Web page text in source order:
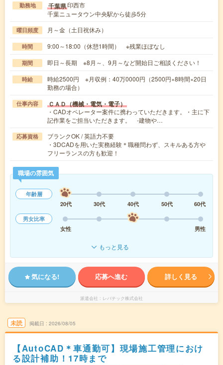
勤務地 千葉県印西市
千葉ニュータウン中央駅から徒歩5分
曜日頻度 月～金（土日祝休み）
時間 9:00～18:00（休憩1時間） ※残業ほぼなし
期間 即日～長期 ※8月～、9月～など開始日ご相談ください！
時給
時給2500円 ※月収例：40万0000円（2500円×8時間×20日
勤務の場合）
仕事内容 ＣＡＤ（機械・電気・電子）
・CADオペレーター案件に携わっていただきます。・主に下
記作業をご担当いただきます。 -建物や…
応募資格
ブランクOK / 英語力不要
・3DCADを用いた実務経験＊職種問わず、スキルある方や
フリーランスの方も歓迎！
職場の雰囲気
年齢層
20代
30代 40代 50代
60代
男女比率
女性
男性
もっと見る
気になる! 応募へ進む 詳しく見る
派遣会社 レバテック株式会社
未読 掲載日 2026/08/05
【AutoCAD＊車通勤可】現場施工管理におけ
る設計補助！17時まで